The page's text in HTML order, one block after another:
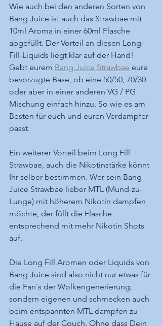
Wie auch bei den anderen Sorten von
Bang Juice ist auch das Strawbae mit
10ml Aroma in einer 60ml Flasche
abgefüllt. Der Vorteil an diesen Long-
Fill-Liquids liegt klar auf der Hand!
Gebt eurem Bang Juice Strawbae eure
bevorzugte Base, ob eine 50/50, 70/30
oder aber in einer anderen VG / PG
Mischung einfach hinzu. So wie es am
Besten für euch und euren Verdampfer
passt.
Ein weiterer Vorteil beim Long Fill
Strawbae, auch die Nikotinstärke könnt
Ihr selber bestimmen. Wer sein Bang
Juice Strawbae lieber MTL (Mund-zu-
Lunge) mit höherem Nikotin dampfen
möchte, der füllt die Flasche
entsprechend mit mehr Nikotin Shots
auf.
Die Long Fill Aromen oder Liquids von
Bang Juice sind also nicht nur etwas für
die Fan´s der Wolkengenerierung,
sondern eigenen und schmecken auch
beim entspannten MTL dampfen zu
Hause auf der Couch. Ohne dass Dein